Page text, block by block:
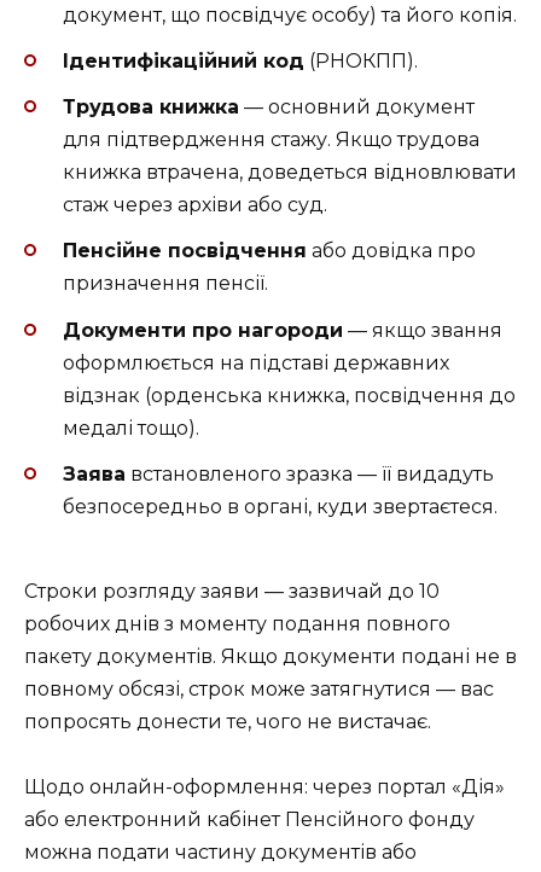
документ, що посвідчує особу) та його копія.
Ідентифікаційний код (РНОКПП).
Трудова книжка — основний документ
для підтвердження стажу. Якщо трудова
книжка втрачена, доведеться відновлювати
стаж через архіви або суд.
Пенсійне посвідчення або довідка про
призначення пенсії.
Документи про нагороди — якщо звання
оформлюється на підставі державних
відзнак (орденська книжка, посвідчення до
медалі тощо).
Заява встановленого зразка — її видадуть
безпосередньо в органі, куди звертаєтеся.
Строки розгляду заяви — зазвичай до 10
робочих днів з моменту подання повного
пакету документів. Якщо документи подані не в
повному обсязі, строк може затягнутися — вас
попросять донести те, чого не вистачає.
Щодо онлайн-оформлення: через портал «Дія»
або електронний кабінет Пенсійного фонду
можна подати частину документів або